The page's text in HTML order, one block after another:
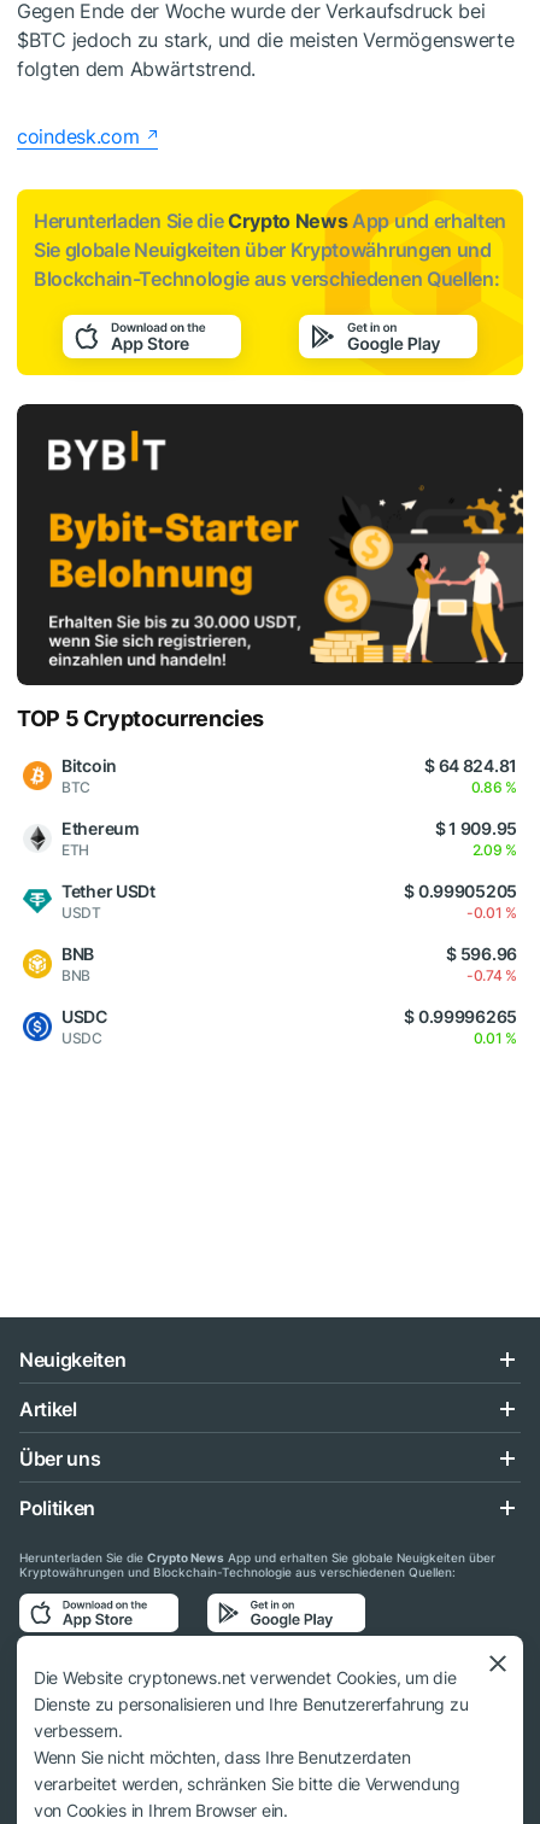
Gegen Ende der Woche wurde der Verkaufsdruck bei
$BTC jedoch zu stark, und die meisten Vermögenswerte
folgten dem Abwärtstrend.
coindesk.com
Herunterladen Sie dieCrypto NewsApp und erhalten
Sie globale Neuigkeiten über Kryptowährungen und
Blockchain-Technologie aus verschiedenen Quellen:
TOP 5 Cryptocurrencies
Bitcoin
BTC
$ 64 824.81
0.86 %
Ethereum
ETH
$ 1 909.95
2.09 %
Tether USDt
USDT
$ 0.99905205
-0.01 %
BNB
BNB
$ 596.96
-0.74 %
USDC
USDC
$ 0.99996265
0.01 %
Neuigkeiten
Artikel
Über uns
Politiken
Herunterladen Sie die Crypto News App und erhalten Sie globale Neuigkeiten über
Kryptowährungen und Blockchain-Technologie aus verschiedenen Quellen:
Folgen Sie uns auf den sozialen Medien
© 2018 - 2026 Crypto News. Bei der Verwendung der Materialien muss auf
cryptonews.net verwiesen werden.
Die Website cryptonews.net verwendet Cookies, um die
Dienste zu personalisieren und Ihre Benutzererfahrung zu
verbessern.
Wenn Sie nicht möchten, dass Ihre Benutzerdaten
verarbeitet werden, schränken Sie bitte die Verwendung
von Cookies in Ihrem Browser ein.